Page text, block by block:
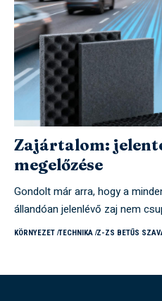
Zajártalom:
megelőzése
Gondolt már arra, hogy a
állandóan jelenlévő zaj nem
KÖRNYEZET TECHNIKA Z-ZS BETŰS